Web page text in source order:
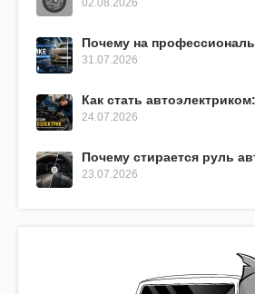
Почему на
31.07.2026
Как стать
24.07.2026
Почему стирается руль
23.07.2026